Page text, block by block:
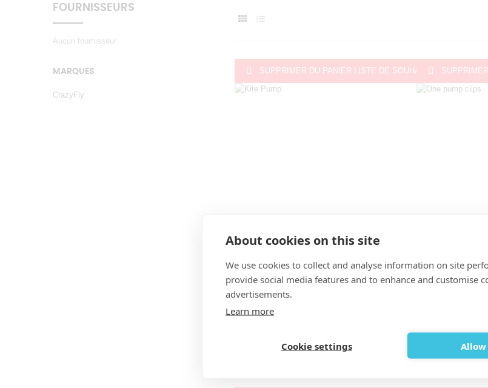
FOURNISSEURS
Aucun fournisseur
MARQUES
CrazyFly
 SUPPRIMER DU PANIER LISTE DE SOUHAITS
 Quick view
 Chariot

One pump clips
About cookies on this site
We use cookies to collect and analyse information on site
provide social media features and to enhance and customise
advertisements.
Learn more
Cookie settings Allow